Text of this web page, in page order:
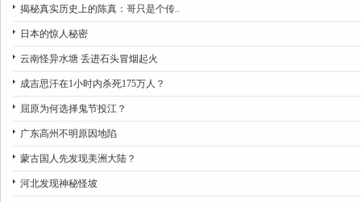
揭秘真实历史上的陈真：哥只是个传..
日本的惊人秘密
云南怪异水塘 丢进石头冒烟起火
成吉思汗在1小时内杀死175万人？
屈原为何选择鬼节投江？
广东高州不明原因地陷
蒙古国人先发现美洲大陆？
河北发现神秘怪坡